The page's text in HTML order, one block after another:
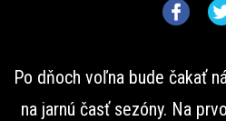
Po dňoch voľna bude čakať
na jarnú časť sezóny. Na